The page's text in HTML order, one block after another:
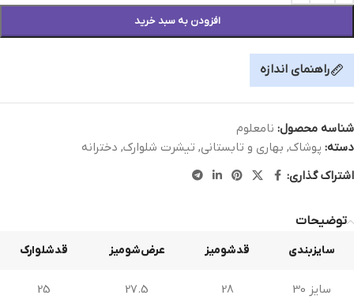
افزودن به سبد خرید
راهنمای اندازه
شناسه محصول: نامعلوم
دسته: پوشاک, بهاری و تابستانی, تیشرت شلوارک, دخترانه
اشتراک گذاری:
توضیحات
سایزبندی قدشومیز عرض‌شومیز قدشلوارک
سایز 30 28
27.5
25